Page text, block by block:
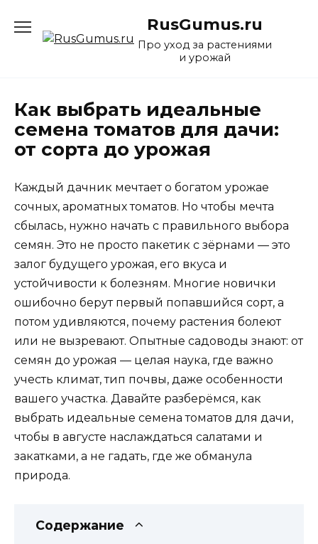
содержанию
RusGumus.ru
Про уход за растениями
и урожай
Как выбрать идеальные
семена томатов для дачи:
от сорта до урожая
Каждый дачник мечтает о богатом урожае
сочных, ароматных томатов. Но чтобы мечта
сбылась, нужно начать с правильного выбора
семян. Это не просто пакетик с зёрнами — это
залог будущего урожая, его вкуса и
устойчивости к болезням. Многие новички
ошибочно берут первый попавшийся сорт, а
потом удивляются, почему растения болеют
или не вызревают. Опытные садоводы знают: от
семян до урожая — целая наука, где важно
учесть климат, тип почвы, даже особенности
вашего участка. Давайте разберёмся, как
выбрать идеальные семена томатов для дачи,
чтобы в августе наслаждаться салатами и
закатками, а не гадать, где же обманула
природа.
Содержание